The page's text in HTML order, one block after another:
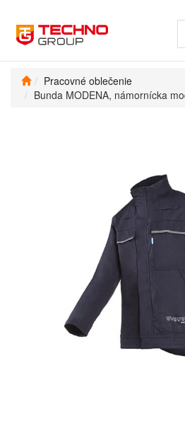
Pracovné oblečenie
Bunda MODENA, námornícka